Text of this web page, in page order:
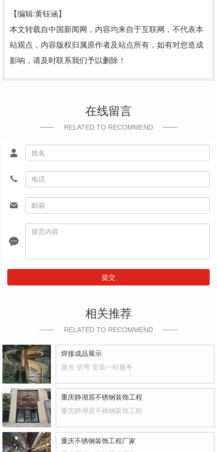
【编辑:黄钰涵】
本文转载自中国新闻网，内容均来自于互联网，不代表本
站观点，内容版权归属原作者及站点所有，如有对您造成
影响，请及时联系我们予以删除！
在线留言
RELATED TO RECOMMEND
提交
相关推荐
RELATED TO RECOMMEND
焊接成品展示
激光 折弯 安装一站服务
重庆静湖居不锈钢装饰工程
重庆静湖居不锈钢装饰工程
重庆不锈钢装饰工程厂家